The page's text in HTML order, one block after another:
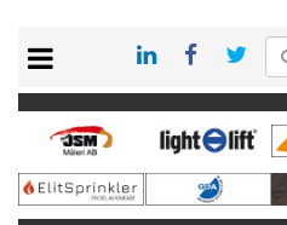
PRENUMERERA
VÅRA ANDRA MAGASIN
ANNONSERA
KONTAKT